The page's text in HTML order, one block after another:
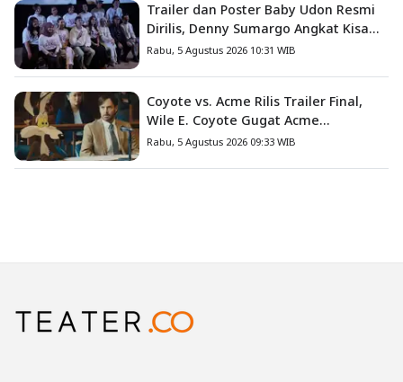
Trailer dan Poster Baby Udon Resmi
Dirilis, Denny Sumargo Angkat Kisah
Nyata Fanny Kondoh
Rabu, 5 Agustus 2026 10:31 WIB
Coyote vs. Acme Rilis Trailer Final,
Wile E. Coyote Gugat Acme
Corporation ke Pengadilan
Rabu, 5 Agustus 2026 09:33 WIB